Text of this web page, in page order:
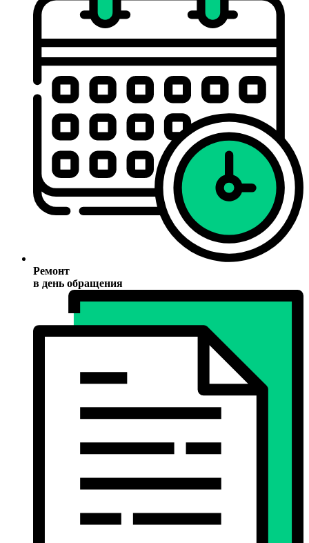
Ремонт
в день обращения